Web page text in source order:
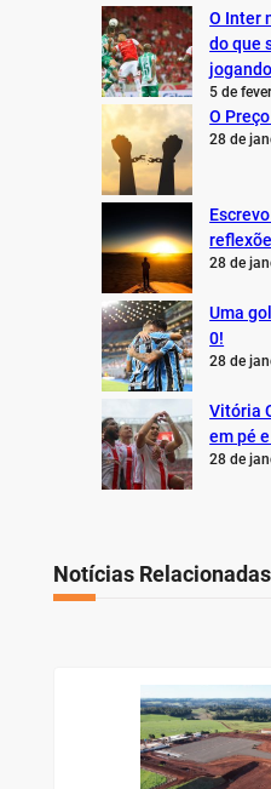
O Inter
do que
jogando
5 de
O
28 de
28 de
Uma
0!
28 de
Vitória
em pé
28 de
Notícias Relacionadas